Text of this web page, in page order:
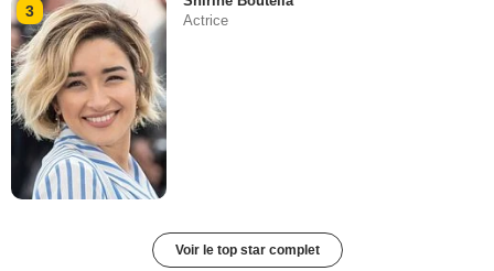
3
Actrice
Voir le top star complet